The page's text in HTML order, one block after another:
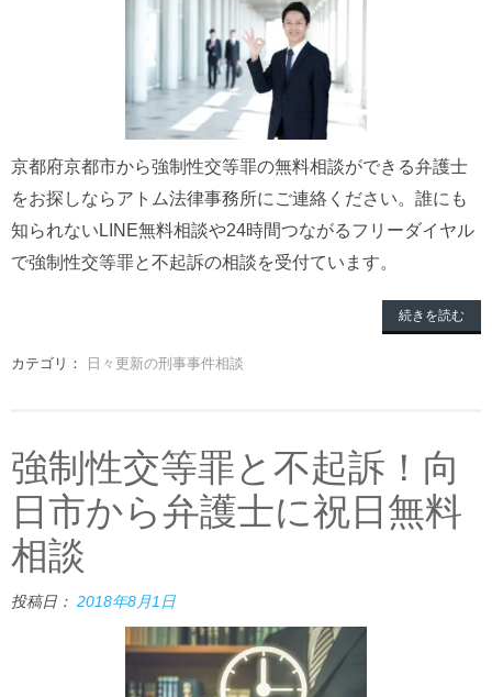
京都府京都市から強制性交等罪の無料相談ができる弁護士
をお探しならアトム法律事務所にご連絡ください。誰にも
知られないLINE無料相談や24時間つながるフリーダイヤル
で強制性交等罪と不起訴の相談を受付ています。
続きを読む
カテゴリ： 日々更新の刑事事件相談
強制性交等罪と不起訴！向
日市から弁護士に祝日無料
相談
投稿日： 2018年8月1日